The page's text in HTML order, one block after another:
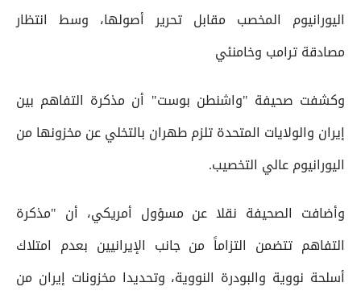
اليورانيوم المخصب مقابل تحرير أصولها، وسط انتظار
مصادقة ترامب وخامنئي
وكشفت صحيفة "واشنطن بوست" أن مذكرة التفاهم بين
إيران والولايات المتحدة تلزم طهران بالتخلي عن مخزونها من
اليورانيوم عالي التخصيب.
وأضافت الصحيفة نقلا عن مسؤول أمريكي، أن "مذكرة
التفاهم تتضمن التزاماً من جانب الإيرانيين بعدم امتلاك
أسلحة نووية والبودرة النووية، وتحديدا مخزونات إيران من